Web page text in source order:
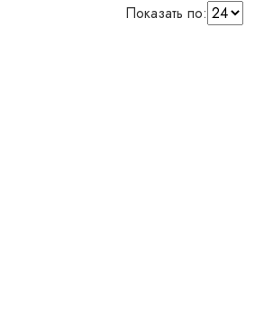
Показать по: